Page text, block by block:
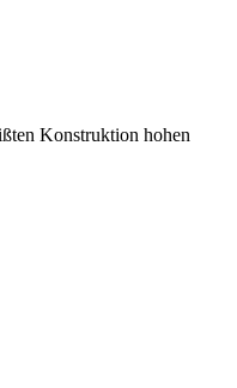
Konstruktion hohen